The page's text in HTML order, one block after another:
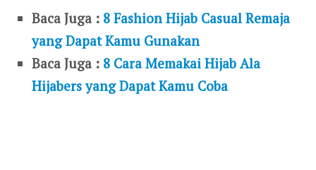
Baca Juga : 8 Fashion Hijab Casual Remaja
yang Dapat Kamu Gunakan
Baca Juga : 8 Cara Memakai Hijab Ala
Hijabers yang Dapat Kamu Coba